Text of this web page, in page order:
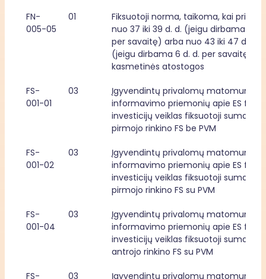
FN-
005-05
01
Fiksuotoji norma, taikoma, kai
nuo 37 iki 39 d. d. (jeigu dirbama 5 d.
per savaitę) arba nuo 43 iki 47 d. d.
(jeigu dirbama 6 d. d. per savaitę)
kasmetinės atostogos
FS-
001-01
03
Įgyvendintų privalomų matomumo ir
informavimo priemonių apie ES
investicijų veiklas fiksuotoji suma,
pirmojo rinkino FS be PVM
FS-
001-02
03
Įgyvendintų privalomų matomumo ir
informavimo priemonių apie ES
investicijų veiklas fiksuotoji suma,
pirmojo rinkino FS su PVM
FS-
001-04
03
Įgyvendintų privalomų matomumo ir
informavimo priemonių apie ES
investicijų veiklas fiksuotoji suma,
antrojo rinkino FS su PVM
FS-
03
Įgyvendintų privalomų matomumo ir